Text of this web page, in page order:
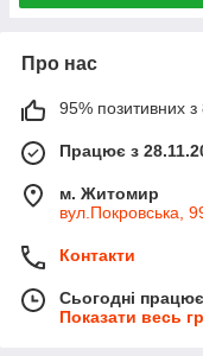
Про нас
95% позитивних з
Працює з
м. Житомир
вул.Покровська,
Контакти
Сьогодні
Показати весь